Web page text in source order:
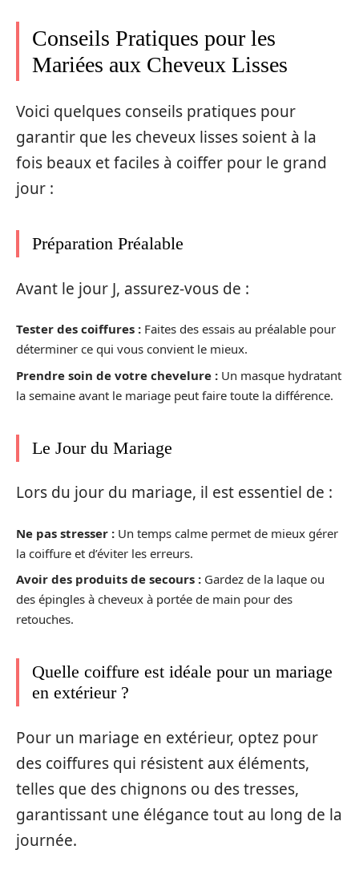
Conseils Pratiques pour les
Mariées aux Cheveux Lisses
Voici quelques conseils pratiques pour
garantir que les cheveux lisses soient à la
fois beaux et faciles à coiffer pour le grand
jour :
Préparation Préalable
Avant le jour J, assurez-vous de :
Tester des coiffures : Faites des essais au préalable pour
déterminer ce qui vous convient le mieux.
Prendre soin de votre chevelure : Un masque hydratant
la semaine avant le mariage peut faire toute la différence.
Le Jour du Mariage
Lors du jour du mariage, il est essentiel de :
Ne pas stresser : Un temps calme permet de mieux gérer
la coiffure et d’éviter les erreurs.
Avoir des produits de secours : Gardez de la laque ou
des épingles à cheveux à portée de main pour des
retouches.
Quelle coiffure est idéale pour un mariage
en extérieur ?
Pour un mariage en extérieur, optez pour
des coiffures qui résistent aux éléments,
telles que des chignons ou des tresses,
garantissant une élégance tout au long de la
journée.